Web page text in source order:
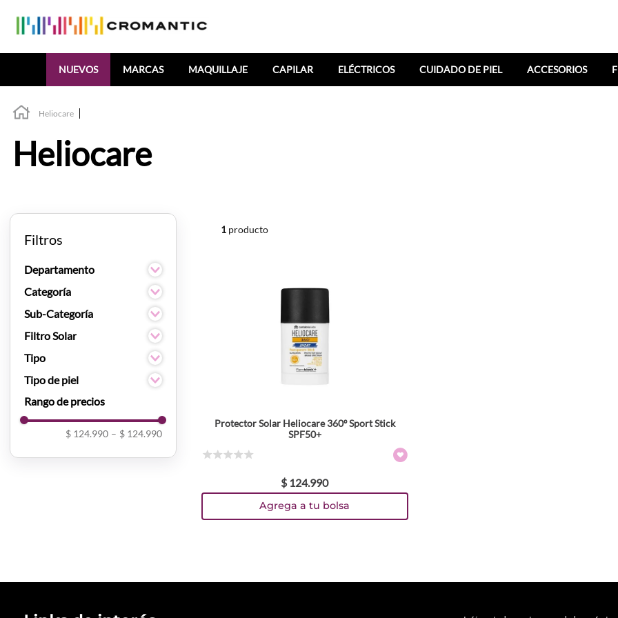
NUEVOS MARCAS MAQUILLAJE CAPILAR ELÉCTRICOS CUIDADO DE PIEL ACCESORIOS
Heliocare
Heliocare
Filtros
Departamento
Cuidado de la piel
Categoría
Protección solar
Sub-Categoría
Bloqueadores
Filtro Solar
Si
Tipo
Bloqueadores
Tipo de piel
Todo Tipo De Piel
$ 124.990 – $ 124.990
1 producto
Protector Solar Heliocare 360º Sport Stick
SPF50+
$ 124.990
Agrega a tu bolsa